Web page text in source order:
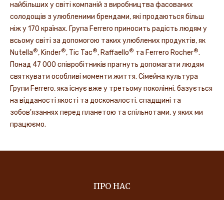
найбільших у світі компаній з виробництва фасованих
солодощів з улюбленими брендами, які продаються більш
ніж у 170 країнах. Група Ferrero приносить радість людям у
всьому світі за допомогою таких улюблених продуктів, як
Nutella®, Kinder®, Tic Tac®, Raffaello® та Ferrero Rocher®.
Понад 47 000 співробітників прагнуть допомагати людям
святкувати особливі моменти життя. Сімейна культура
Групи Ferrero, яка існує вже у третьому поколінні, базується
на відданості якості та досконалості, спадщині та
зобов'язаннях перед планетою та спільнотами, у яких ми
працюємо.
ПРО НАС